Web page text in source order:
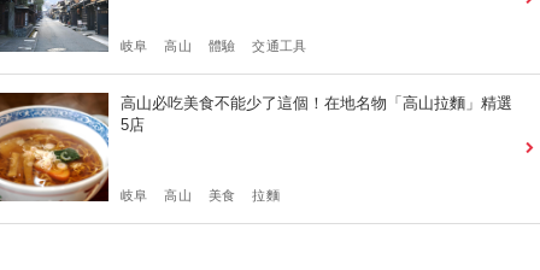
岐阜 高山 體驗 交通工具
高山必吃美食不能少了這個！在地名物「高山拉麵」精選
5店
岐阜 高山 美食 拉麵